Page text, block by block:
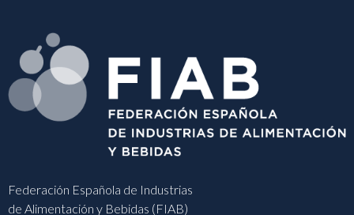
Federación Española de Industrias
de Alimentación y Bebidas (FIAB)